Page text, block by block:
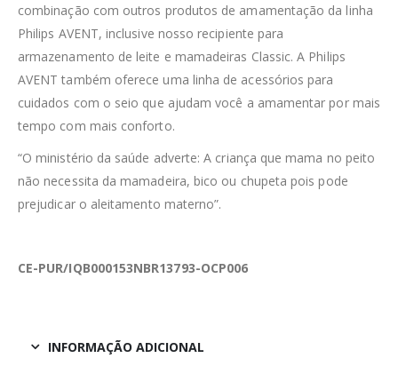
combinação com outros produtos de amamentação da linha
Philips AVENT, inclusive nosso recipiente para
armazenamento de leite e mamadeiras Classic. A Philips
AVENT também oferece uma linha de acessórios para
cuidados com o seio que ajudam você a amamentar por mais
tempo com mais conforto.
“O ministério da saúde adverte: A criança que mama no peito
não necessita da mamadeira, bico ou chupeta pois pode
prejudicar o aleitamento materno”.
CE-PUR/IQB000153NBR13793-OCP006
INFORMAÇÃO ADICIONAL